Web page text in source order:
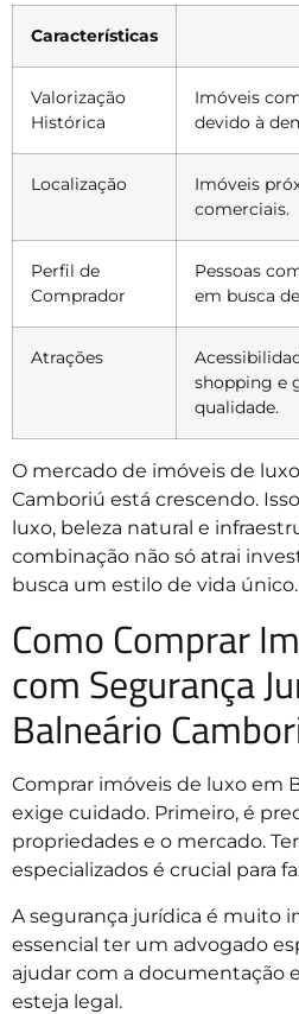
Características
Valorização
Histórica
Imóveis
devido à
Localização
Imóveis
comerciais.
Perfil de
Comprador
Pessoas
em busca
Atrações
shopping e
qualidade.
O mercado de imóveis de
Camboriú está crescendo.
luxo, beleza natural e
combinação não só atrai
busca um estilo de vida único.
Como Comprar
com Segurança
Balneário
Comprar imóveis de luxo em
exige cuidado. Primeiro, é
propriedades e o mercado.
especializados é crucial para
A segurança jurídica é muito
essencial ter um advogado
ajudar com a documentação
esteja legal.